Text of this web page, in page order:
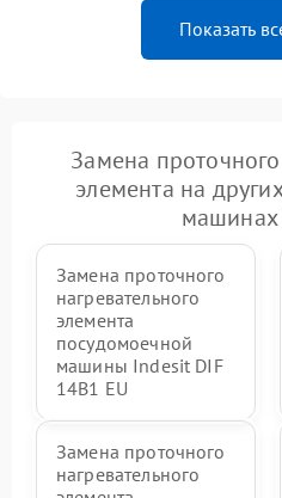
Показать
Замена
элемента на
Замена проточного
нагревательного
элемента
посудомоечной
машины Indesit DIF
14B1 EU
Замена проточного
нагревательного